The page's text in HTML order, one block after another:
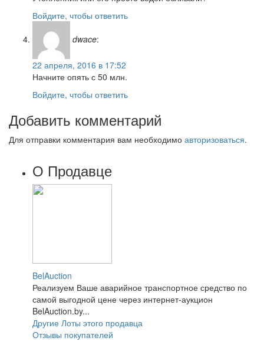
Войдите, чтобы ответить
dwace:
22 апреля, 2016 в 17:52
Начните опять с 50 млн.
Войдите, чтобы ответить
Добавить комментарий
Для отправки комментария вам необходимо авторизоваться.
О Продавце
BelAuction
Реализуем Ваше аварийное транспортное средство по
самой выгодной цене через интернет-аукцион
BelAuction.by...
Другие Лоты этого продавца
Отзывы покупателей